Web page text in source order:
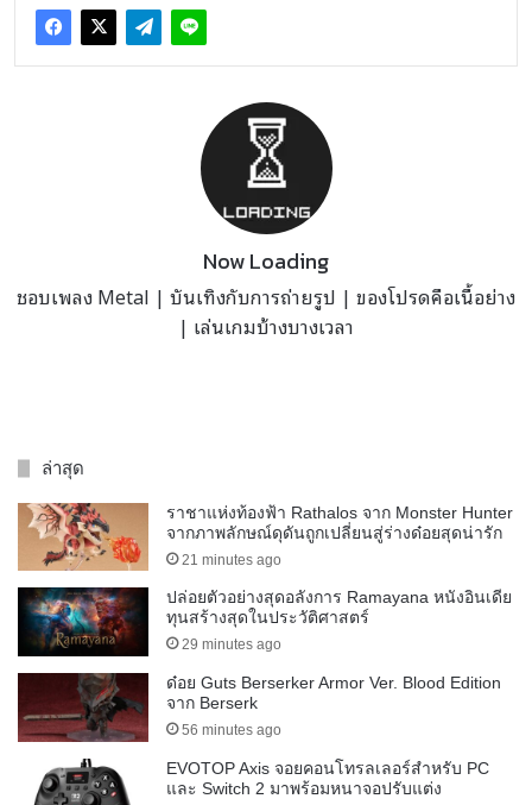
Now Loading
ชอบเพลง Metal | บันเทิงกับการถ่ายรูป | ของโปรดคือเนื้อย่าง
| เล่นเกมบ้างบางเวลา
ล่าสุด
ราชาแห่งท้องฟ้า Rathalos จาก Monster Hunter
จากภาพลักษณ์ดุดันถูกเปลี่ยนสู่ร่างด๋อยสุดน่ารัก
21 minutes ago
ปล่อยตัวอย่างสุดอลังการ Ramayana หนังอินเดีย
ทุนสร้างสุดในประวัติศาสตร์
29 minutes ago
ด๋อย Guts Berserker Armor Ver. Blood Edition
จาก Berserk
56 minutes ago
EVOTOP Axis จอยคอนโทรลเลอร์สำหรับ PC
และ Switch 2 มาพร้อมหนาจอปรับแต่ง